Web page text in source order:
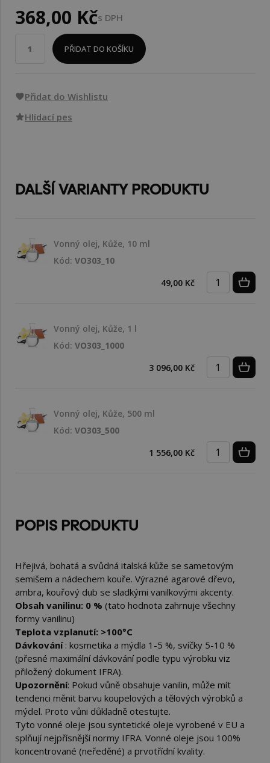
368,00 Kčs DPH
PŘIDAT DO KOŠÍKU
Přidat do Wishlistu
Hlídací pes
DALŠÍ VARIANTY PRODUKTU
Vonný olej, Kůže, 10 ml
Kód: VO303_10
49,00 Kč
Vonný olej, Kůže, 1 l
Kód: VO303_1000
3 096,00 Kč
Vonný olej, Kůže, 500 ml
Kód: VO303_500
1 556,00 Kč
POPIS PRODUKTU
Hřejivá, bohatá a svůdná italská kůže se sametovým
semišem a nádechem kouře. Výrazné agarové dřevo,
ambra, kouřový dub se sladkými vanilkovými akcenty.
Obsah vanilinu: 0 % (tato hodnota zahrnuje všechny
formy vanilinu)
Teplota vzplanutí: >100°C
Dávkování : kosmetika a mýdla 1-5 %, svíčky 5-10 %
(přesné maximální dávkování podle typu výrobku viz
přiložený dokument IFRA).
Upozornění: Pokud vůně obsahuje vanilin, může mít
tendenci měnit barvu koupelových a tělových výrobků a
mýdel. Proto vůni důkladně otestujte.
Tyto vonné oleje jsou syntetické oleje vyrobené v EU a
splňují nejpřísnější normy IFRA. Vonné oleje jsou 100%
koncentrované (neředěné) a prvotřídní kvality.